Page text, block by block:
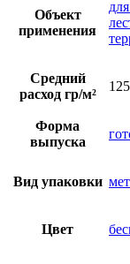
Объект
применения
Средний
расход гр/м²
125
Форма
выпуска
Вид упаковки
Цвет